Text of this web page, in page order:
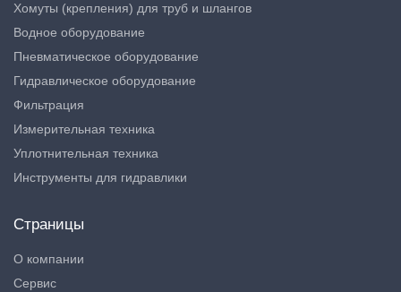
Хомуты (крепления) для труб и шлангов
Водное оборудование
Пневматическое оборудование
Гидравлическое оборудование
Фильтрация
Измерительная техника
Уплотнительная техника
Инструменты для гидравлики
Страницы
О компании
Сервис